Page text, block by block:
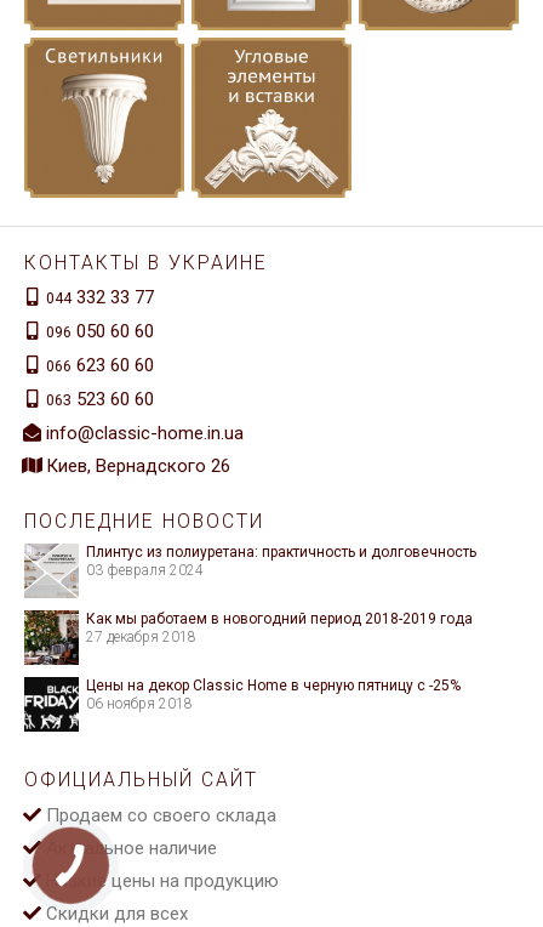
КОНТАКТЫ В УКРАИНЕ
044332 33 77
096 050 60 60
066 623 60 60
063 523 60 60
info@classic-home.in.ua
Киев, Вернадского 26
ПОСЛЕДНИЕ НОВОСТИ
Плинтус из полиуретана: практичность и долговечность
03 февраля 2024
Как мы работаем в новогодний период 2018-2019 года
27 декабря 2018
Цены на декор Classic Home в черную пятницу с -25%
06 ноября 2018
ОФИЦИАЛЬНЫЙ САЙТ
Продаем со своего склада
Актуальное наличие
Низкие цены на продукцию
Скидки для всех